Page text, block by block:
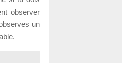
observer
un